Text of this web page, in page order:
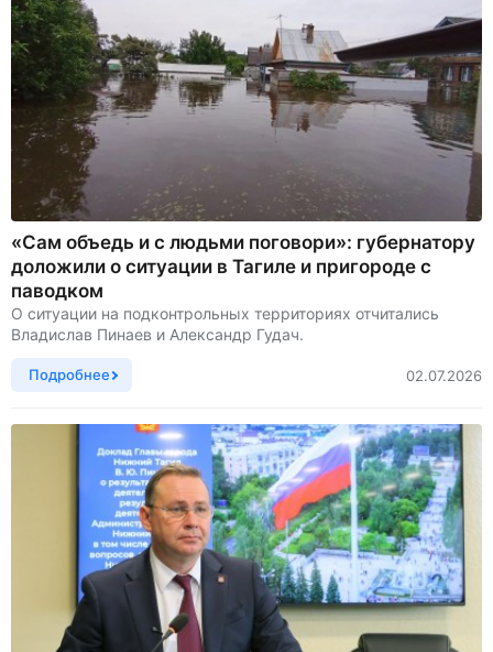
«Сам объедь и с людьми поговори»: губернатору
доложили о ситуации в Тагиле и пригороде с
паводком
О ситуации на подконтрольных территориях отчитались
Владислав Пинаев и Александр Гудач.
Подробнее 02.07.2026